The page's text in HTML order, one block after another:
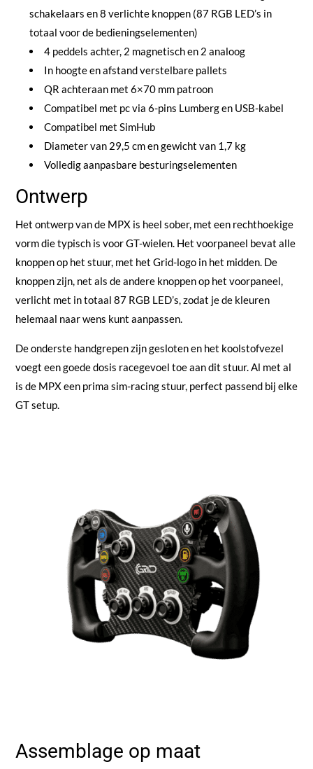
schakelaars en 8 verlichte knoppen (87 RGB LED’s in
totaal voor de bedieningselementen)
4 peddels achter, 2 magnetisch en 2 analoog
In hoogte en afstand verstelbare pallets
QR achteraan met 6×70 mm patroon
Compatibel met pc via 6-pins Lumberg en USB-kabel
Compatibel met SimHub
Diameter van 29,5 cm en gewicht van 1,7 kg
Volledig aanpasbare besturingselementen
Ontwerp
Het ontwerp van de MPX is heel sober, met een rechthoekige
vorm die typisch is voor GT-wielen. Het voorpaneel bevat alle
knoppen op het stuur, met het Grid-logo in het midden. De
knoppen zijn, net als de andere knoppen op het voorpaneel,
verlicht met in totaal 87 RGB LED’s, zodat je de kleuren
helemaal naar wens kunt aanpassen.
De onderste handgrepen zijn gesloten en het koolstofvezel
voegt een goede dosis racegevoel toe aan dit stuur. Al met al
is de MPX een prima sim-racing stuur, perfect passend bij elke
GT setup.
Assemblage op maat